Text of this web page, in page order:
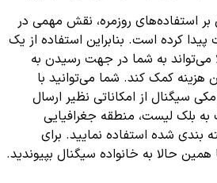
بر استفاده‌های روزمره، نقش مهمی در
کرده است. بنابراین استفاده از یک
می‌تواند به شما در جهت رسیدن به
هزینه کمک کند. شما می‌توانید با
سیگنال از امکاناتی نظیر ارسال
به بلک لیست، منطقه جغرافیایی
شده استفاده نمایید. برای
همین حالا به خانواده سیگنال بپیوندید.